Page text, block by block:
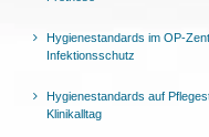
Hygienestandards im OP-
Infektionsschutz
Hygienestandards auf
Klinikalltag